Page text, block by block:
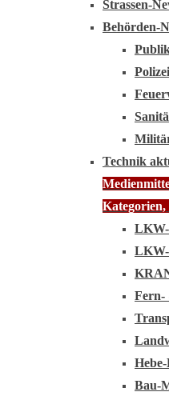
Strassen-
Behörden-
Technik
Kategorien,
Fern-
Bau-